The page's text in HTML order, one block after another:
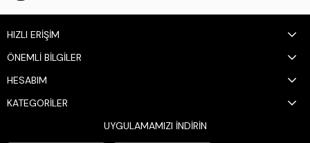
HIZLI ERİŞİM
ÖNEMLİ BİLGİLER
HESABIM
KATEGORİLER
UYGULAMAMIZI İNDİRİN